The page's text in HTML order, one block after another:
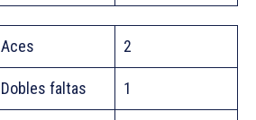
Aces 2
Dobles faltas 1